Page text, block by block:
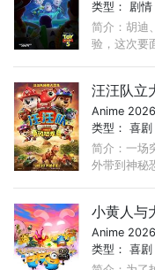
类型： 剧情
简介：胡迪
验，这次要
汪汪队立
Anime 2026
类型：喜剧
简介：一场
外带到神秘
小黄人与
Anime 2026
类型：喜剧